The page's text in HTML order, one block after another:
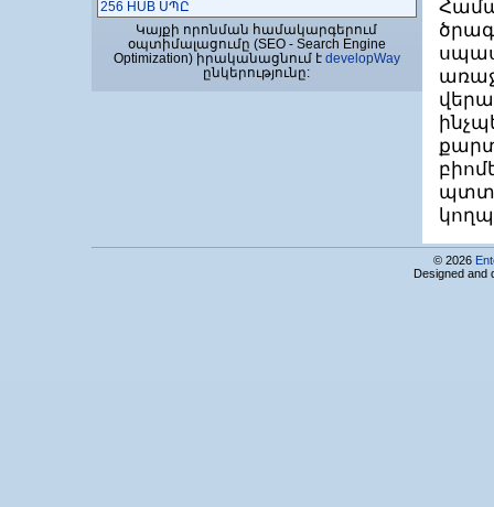
256 HUB ՍՊԸ
Կայքի որոնման համակարգերում
օպտիմալացումը (SEO - Search Engine
Optimization) իրականացնում է developWay
ընկերությունը:
© 2026
Designed and